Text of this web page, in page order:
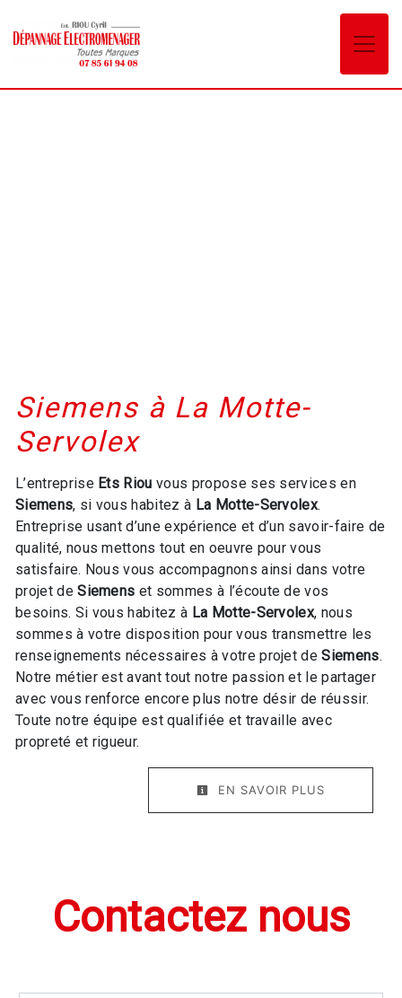
Siemens à La Motte-
Servolex
L’entreprise Ets Riou vous propose ses services en
Siemens, si vous habitez à La Motte-Servolex.
Entreprise usant d’une expérience et d’un savoir-faire de
qualité, nous mettons tout en oeuvre pour vous
satisfaire. Nous vous accompagnons ainsi dans votre
projet deSiemens et sommes à l’écoute de vos
besoins. Si vous habitez à La Motte-Servolex, nous
sommes à votre disposition pour vous transmettre les
renseignements nécessaires à votre projet deSiemens.
Notre métier est avant tout notre passion et le partager
avec vous renforce encore plus notre désir de réussir.
Toute notre équipe est qualifiée et travaille avec
propreté et rigueur.
EN SAVOIR PLUS
Contactez nous